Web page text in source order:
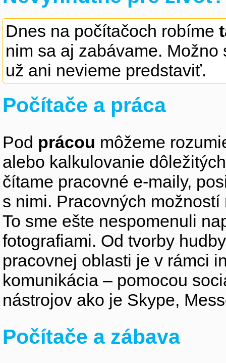
Dnes na počítačoch robíme
nim sa aj zabávame.
už ani nevieme predstaviť.
Počítače a práca
Pod prácou môžeme
alebo kalkulovanie
čítame pracovné e-maily,
s nimi. Pracovných
To sme ešte nespomenuli
fotografiami. Od tvorby
pracovnej oblasti je v rámci
komunikácia – pomocou
nástrojov ako je Skype,
Počítače a zábava